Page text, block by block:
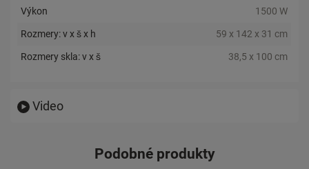
Výkon 1500 W
Rozmery: v x š x h 59 x 142 x 31 cm
Rozmery skla: v x š 38,5 x 100 cm
Video
Podobné produkty